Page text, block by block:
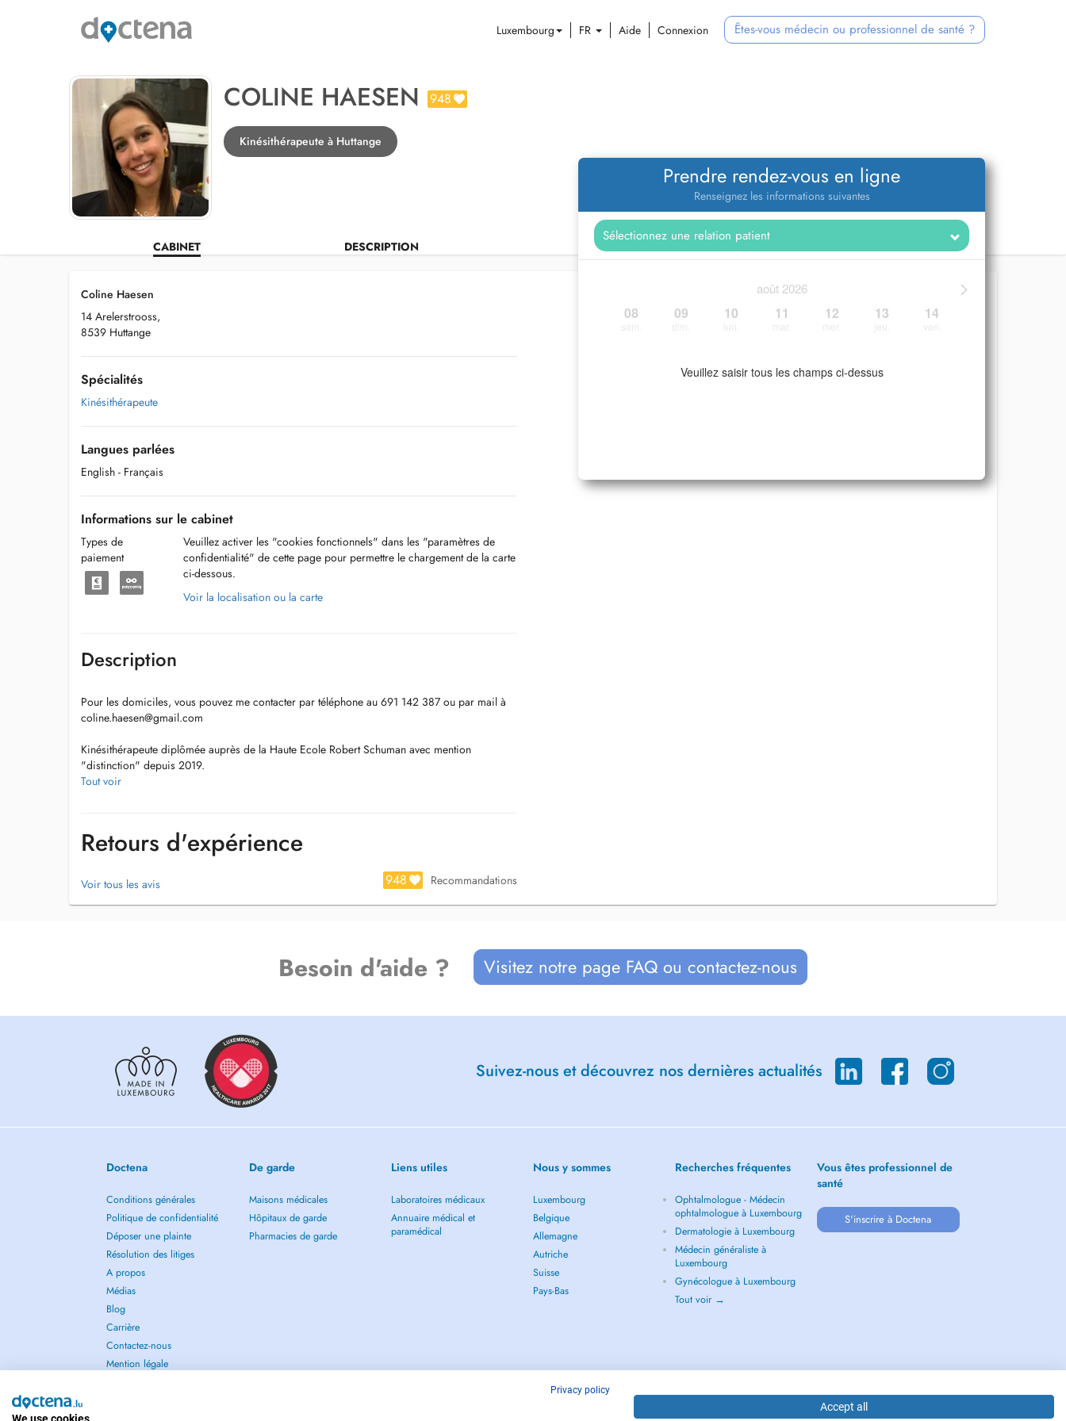
Luxembourg FR Aide Connexion Êtes-vous médecin ou professionnel de santé ?
COLINE HAESEN 948
Kinésithérapeute à Huttange
CABINET DESCRIPTION
Prendre rendez-vous en ligne
Renseignez les informations suivantes
>
août 2026
08 09 10 11 12 13 14
Veuillez saisir tous les champs ci-dessus
Coline Haesen
14 Arelerstrooss,
8539 Huttange
Spécialités
Kinésithérapeute
Langues parlées
English - Français
Informations sur le cabinet
Types de
paiement
Veuillez activer les "cookies fonctionnels" dans les "paramètres de
confidentialité" de cette page pour permettre le chargement de la carte
ci-dessous.
Voir la localisation ou la carte
Description
Pour les domiciles, vous pouvez me contacter par téléphone au 691 142 387 ou par mail à
coline.haesen@gmail.com
Kinésithérapeute diplômée auprès de la Haute Ecole Robert Schuman avec mention
"distinction" depuis 2019.
* Périnéologie ( formation de 2 ans)
* Drainage lymphatique
* Thérapie myo-fonctionnelle
Formations :
* Thérapie Manuelle
* Traumatologie - Orthopédie.
* Rééducation sportive.
* Rééducation neurologique.
* Drainage lymphatique.
* Rééducation du plancher pelvien.
Au plaisir de vous rencontrer et de tout mettre en œuvre pour vous soigner :-)
Tout voir
Retours d'expérience
Voir tous les avis 948 Recommandations
Besoin d'aide ? Visitez notre page FAQ ou contactez-nous
Suivez-nous et découvrez nos dernières actualités
Doctena
Conditions générales
Politique de confidentialité
Déposer une plainte
Résolution des litiges
A propos
Médias
Blog
Carrière
Contactez-nous
Mention légale
De garde
Maisons médicales
Hôpitaux de garde
Pharmacies de garde
Liens utiles
Laboratoires médicaux
Annuaire médical et
paramédical
Nous y sommes
Luxembourg
Belgique
Allemagne
Autriche
Suisse
Pays-Bas
Recherches fréquentes
Ophtalmologue - Médecin
ophtalmologue à Luxembourg
Dermatologie à Luxembourg
Médecin généraliste à
Luxembourg
Gynécologue à Luxembourg
Tout voir →
Vous êtes professionnel de
santé
S'inscrire à Doctena
Privacy policy
Accept all